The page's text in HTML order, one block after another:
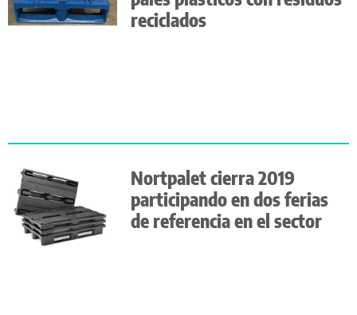
reciclados
Nortpalet cierra 2019
participando en dos ferias
de referencia en el sector